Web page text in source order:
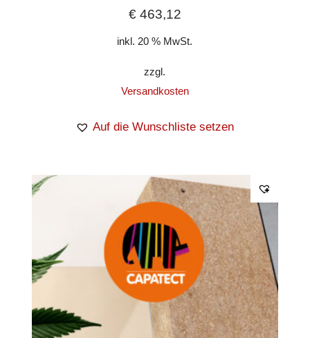
€463,12
inkl. 20 % MwSt.
zzgl.
Versandkosten
Auf die Wunschliste setzen